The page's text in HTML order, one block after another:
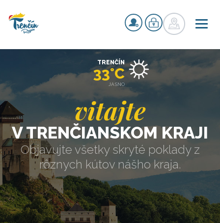
vitajte
V TRENČIANSKOM KRAJI
Objavujte všetky skryté poklady z
rôznych kútov nášho kraja.
TRENČÍN
33°C
JASNO